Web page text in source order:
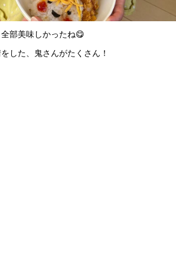
部美味しかったね😋
した、鬼さんがたくさん！